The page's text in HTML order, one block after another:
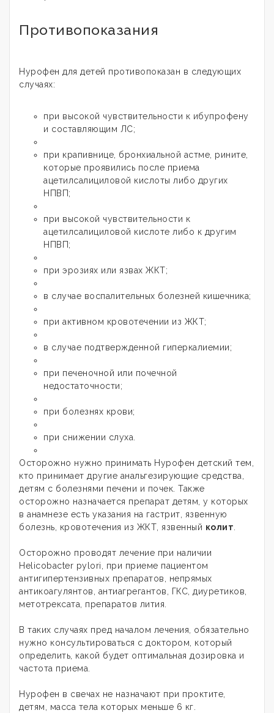
Противопоказания
Нурофен для детей противопоказан в следующих
случаях:
при высокой чувствительности к ибупрофену
и составляющим ЛС;
при крапивнице, бронхиальной астме, рините,
которые проявились после приема
ацетилсалициловой кислоты либо других
НПВП;
при высокой чувствительности к
ацетилсалициловой кислоте либо к другим
НПВП;
при эрозиях или язвах ЖКТ;
в случае воспалительных болезней кишечника;
при активном кровотечении из ЖКТ;
в случае подтвержденной гиперкалиемии;
при печеночной или почечной
недостаточности;
при болезнях крови;
при снижении слуха.
Осторожно нужно принимать Нурофен детский тем,
кто принимает другие анальгезирующие средства,
детям с болезнями печени и почек. Также
осторожно назначается препарат детям, у которых
в анамнезе есть указания на гастрит, язвенную
болезнь, кровотечения из ЖКТ, язвенный колит.
Осторожно проводят лечение при наличии
Нelicobacter pylori, при приеме пациентом
антигипертензивных препаратов, непрямых
антикоагулянтов, антиагрегантов, ГКС, диуретиков,
метотрексата, препаратов лития.
В таких случаях пред началом лечения, обязательно
нужно консультироваться с доктором, который
определить, какой будет оптимальная дозировка и
частота приема.
Нурофен в свечах не назначают при проктите,
детям, масса тела которых меньше 6 кг.